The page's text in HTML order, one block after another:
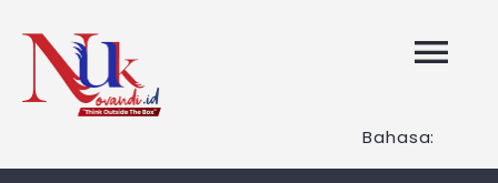
content
HOME
Bahasa: